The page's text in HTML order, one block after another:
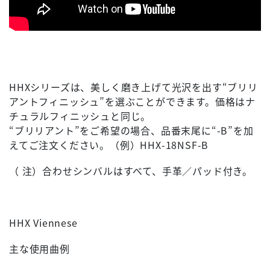
HHXシリーズは、美しく磨き上げて光沢を出す“ブリリ
アントフィニッシュ”を選ぶことができます。価格はナ
チュラルフィニッシュと同じ。
“ブリリアント”をご希望の場合、品番末尾に“-B”を加
えてご注文ください。（例）HHX-18NSF-B
（ 注）合わせシンバルはすべて、手革／パッド付き。
HHX Viennese
主な使用曲例